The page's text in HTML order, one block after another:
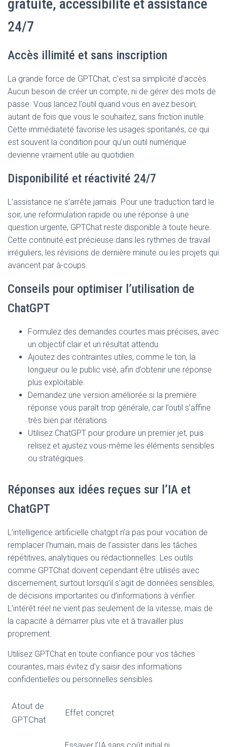
gratuité, accessibilité et assistance
24/7
Accès illimité et sans inscription
La grande force de GPTChat, c’est sa simplicité d’accès.
Aucun besoin de créer un compte, ni de gérer des mots de
passe. Vous lancez l’outil quand vous en avez besoin,
autant de fois que vous le souhaitez, sans friction inutile.
Cette immédiateté favorise les usages spontanés, ce qui
est souvent la condition pour qu’un outil numérique
devienne vraiment utile au quotidien.
Disponibilité et réactivité 24/7
L’assistance ne s’arrête jamais. Pour une traduction tard le
soir, une reformulation rapide ou une réponse à une
question urgente, GPTChat reste disponible à toute heure.
Cette continuité est précieuse dans les rythmes de travail
irréguliers, les révisions de dernière minute ou les projets qui
avancent par à-coups.
Conseils pour optimiser l’utilisation de
ChatGPT
Formulez des demandes courtes mais précises, avec
un objectif clair et un résultat attendu.
Ajoutez des contraintes utiles, comme le ton, la
longueur ou le public visé, afin d’obtenir une réponse
plus exploitable.
Demandez une version améliorée si la première
réponse vous paraît trop générale, car l’outil s’affine
très bien par itérations.
Utilisez ChatGPT pour produire un premier jet, puis
relisez et ajustez vous-même les éléments sensibles
ou stratégiques.
Réponses aux idées reçues sur l’IA et
ChatGPT
L’intelligence artificielle chatgpt n’a pas pour vocation de
remplacer l’humain, mais de l’assister dans les tâches
répétitives, analytiques ou rédactionnelles. Les outils
comme GPTChat doivent cependant être utilisés avec
discernement, surtout lorsqu’il s’agit de données sensibles,
de décisions importantes ou d’informations à vérifier.
L’intérêt réel ne vient pas seulement de la vitesse, mais de
la capacité à démarrer plus vite et à travailler plus
proprement.
Utilisez GPTChat en toute confiance pour vos tâches
courantes, mais évitez d’y saisir des informations
confidentielles ou personnelles sensibles.
Atout de
GPTChat
Effet concret